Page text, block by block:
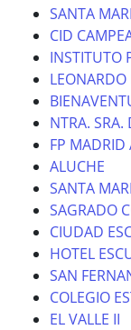
SANTA
CID
INSTITUTO
NTRA. SRA.
FP MADRID
ALUCHE
SANTA
SAGRADO
CIUDAD
HOTEL
SAN
COLEGIO
EL VALLE II